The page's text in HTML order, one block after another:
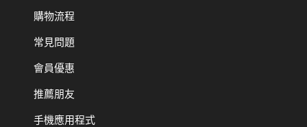
購物流程
常見問題
會員優惠
推薦朋友
手機應用程式